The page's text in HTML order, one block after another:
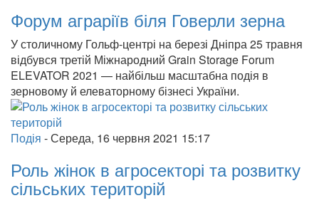
Форум аграріїв біля Говерли зерна
У столичному Гольф-центрі на березі Дніпра 25 травня
відбувся третій Міжнародний Grain Storage Forum
ELEVATOR 2021 — найбільш масштабна подія в
зерновому й елеваторному бізнесі України.
Подія -Середа, 16 червня 2021 15:17
Роль жінок в агросекторі та розвитку
сільських територій